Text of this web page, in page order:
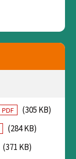
PDF
(305 KB)
(284 KB)
(371 KB)